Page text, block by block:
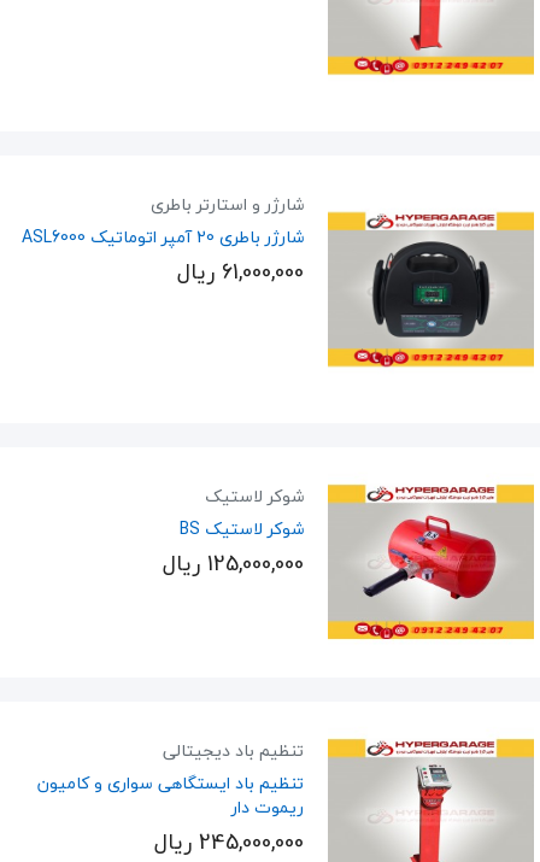
شارژر و استارتر باطری
شارژر باطری 20 آمپر اتوماتیک ASL6000
61,000,000 ریال
شوکر لاستیک
شوکر لاستیک BS
125,000,000 ریال
تنظیم باد دیجیتالی
تنظیم باد ایستگاهی سواری و کامیون
ریموت دار
245,000,000 ریال